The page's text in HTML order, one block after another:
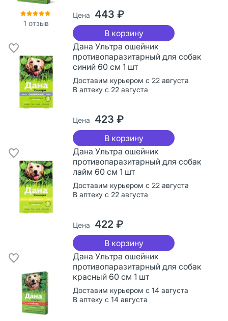
1 отзыв
Цена 443 ₽
В корзину
Дана Ультра ошейник
противопаразитарный для собак
синий 60 см 1 шт
Доставим курьером с 22 августа
В аптеку с 22 августа
Цена 423 ₽
В корзину
Дана Ультра ошейник
противопаразитарный для собак
лайм 60 см 1 шт
Доставим курьером с 22 августа
В аптеку с 22 августа
Цена 422 ₽
В корзину
Дана Ультра ошейник
противопаразитарный для собак
красный 60 см 1 шт
Доставим курьером с 14 августа
В аптеку с 14 августа